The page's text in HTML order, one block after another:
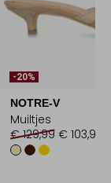
-20%
NOTRE-V
Muiltjes
€ 129,99 € 103,99